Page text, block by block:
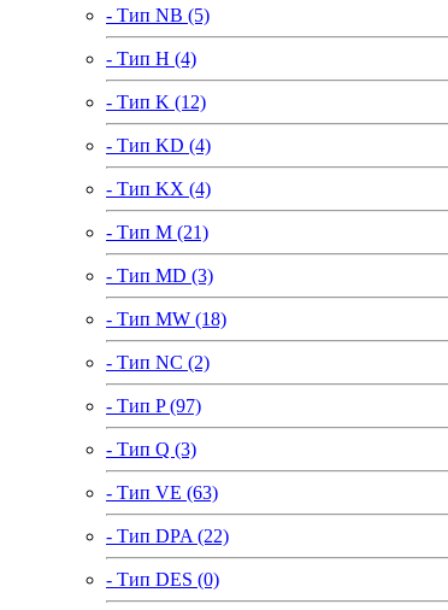
- Тип NB (5)
- Тип H (4)
- Тип K (12)
- Тип KD (4)
- Тип KX (4)
- Тип M (21)
- Тип MD (3)
- Тип MW (18)
- Тип NC (2)
- Тип P (97)
- Тип Q (3)
- Тип VE (63)
- Тип DPA (22)
- Тип DES (0)